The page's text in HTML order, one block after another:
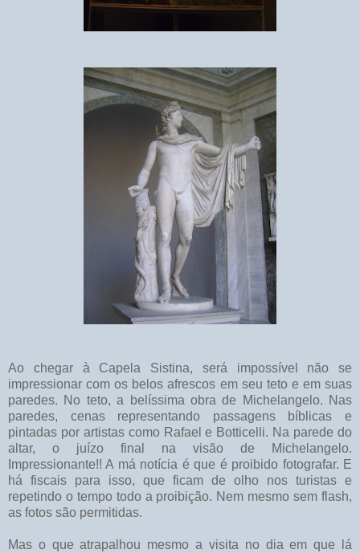
Ao chegar à Capela Sistina, será impossível não se
impressionar com os belos afrescos em seu teto e em suas
paredes. No teto, a belíssima obra de Michelangelo. Nas
paredes, cenas representando passagens bíblicas e
pintadas por artistas como Rafael e Botticelli. Na parede do
altar, o juízo final na visão de Michelangelo.
Impressionante!! A má notícia é que é proibido fotografar. E
há fiscais para isso, que ficam de olho nos turistas e
repetindo o tempo todo a proibição. Nem mesmo sem flash,
as fotos são permitidas.
Mas o que atrapalhou mesmo a visita no dia em que lá